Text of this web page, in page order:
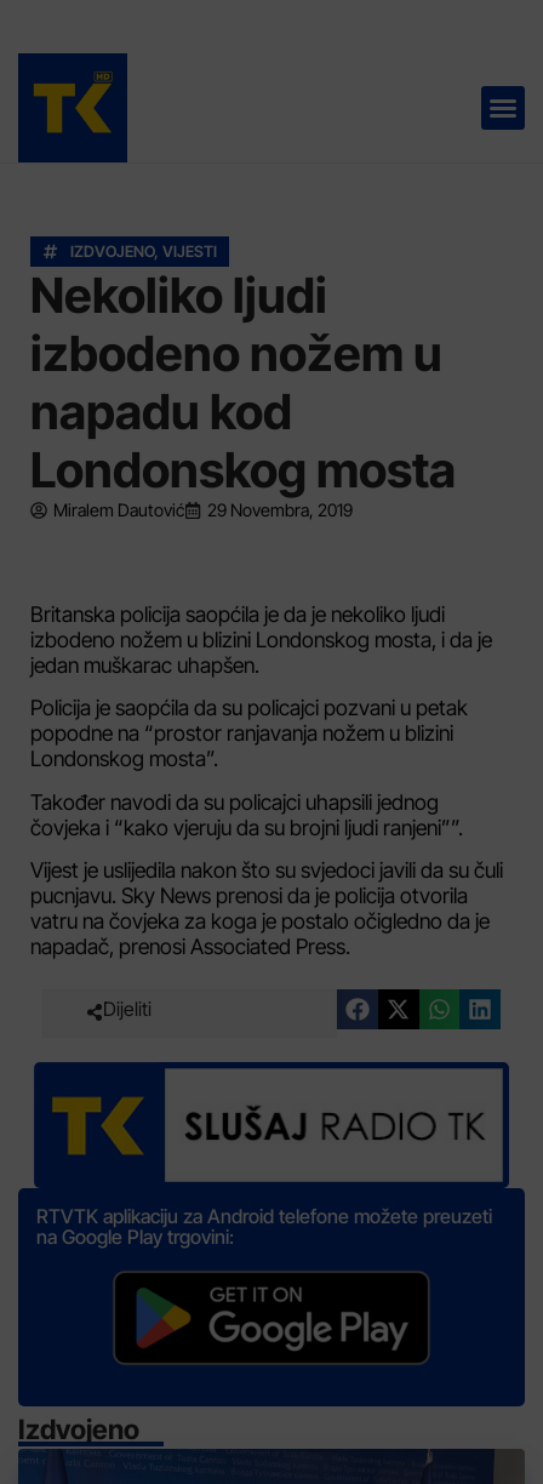
IZDVOJENO, VIJESTI
Nekoliko ljudi
izbodeno nožem u
napadu kod
Londonskog mosta
Miralem Dautović 29 Novembra, 2019
Britanska policija saopćila je da je nekoliko ljudi
izbodeno nožem u blizini Londonskog mosta, i da je
jedan muškarac uhapšen.
Policija je saopćila da su policajci pozvani u petak
popodne na “prostor ranjavanja nožem u blizini
Londonskog mosta”.
Također navodi da su policajci uhapsili jednog
čovjeka i “kako vjeruju da su brojni ljudi ranjeni””.
Vijest je uslijedila nakon što su svjedoci javili da su čuli
pucnjavu. Sky News prenosi da je policija otvorila
vatru na čovjeka za koga je postalo očigledno da je
napadač, prenosi Associated Press.
Dijeliti
RTVTK aplikaciju za Android telefone možete preuzeti
na Google Play trgovini:
Izdvojeno